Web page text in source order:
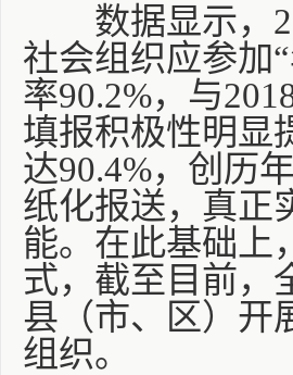
数据显示，
社会组织应参加
率90.2%，与
填报积极性明显
达90.4%，创历
纸化报送，真正
能。在此基础上
式，截至目前，
县（市、区）开
组织。